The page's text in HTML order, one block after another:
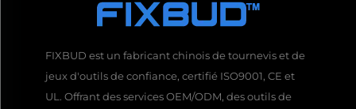
FIXBUD est un fabricant chinois de tournevis et de
jeux d'outils de confiance, certifié ISO9001, CE et
UL. Offrant des services OEM/ODM, des outils de